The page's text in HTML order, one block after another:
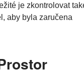
je zkontrolovat
aby byla zaručena